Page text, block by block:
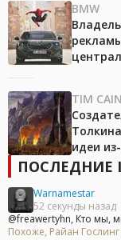
BMW
TIM CAIN
идеи
ПОСЛЕДНИЕ
Warnamestar
52 секунды назад
@freawertyhn, Кто мы,
Похоже, Райан